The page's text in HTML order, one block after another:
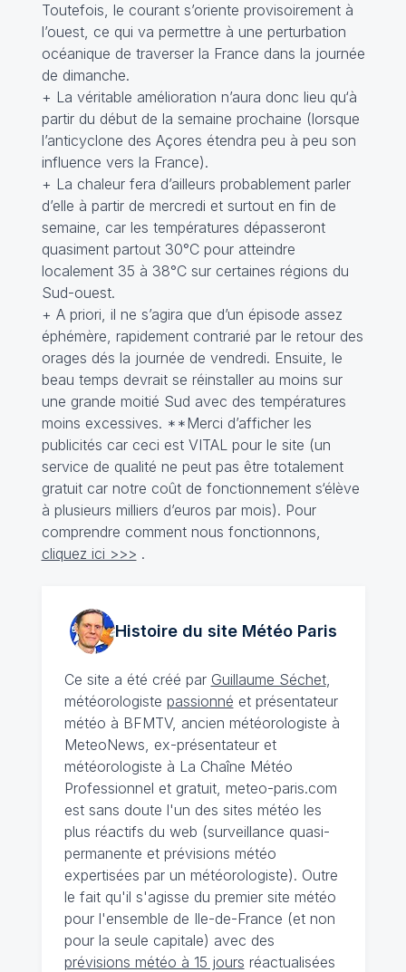
Toutefois, le courant s’oriente provisoirement à
l’ouest, ce qui va permettre à une perturbation
océanique de traverser la France dans la journée
de dimanche.
+ La véritable amélioration n’aura donc lieu qu‘à
partir du début de la semaine prochaine (lorsque
l’anticyclone des Açores étendra peu à peu son
influence vers la France).
+ La chaleur fera d’ailleurs probablement parler
d’elle à partir de mercredi et surtout en fin de
semaine, car les températures dépasseront
quasiment partout 30°C pour atteindre
localement 35 à 38°C sur certaines régions du
Sud-ouest.
+ A priori, il ne s’agira que d’un épisode assez
éphémère, rapidement contrarié par le retour des
orages dés la journée de vendredi. Ensuite, le
beau temps devrait se réinstaller au moins sur
une grande moitié Sud avec des températures
moins excessives. **Merci d’afficher les
publicités car ceci est VITAL pour le site (un
service de qualité ne peut pas être totalement
gratuit car notre coût de fonctionnement s‘élève
à plusieurs milliers d’euros par mois). Pour
comprendre comment nous fonctionnons,
cliquez ici >>> .
Histoire du site MétéoParis
Ce site a été créé par Guillaume Séchet,
météorologiste passionné et présentateur
météo à BFMTV, ancien météorologiste à
MeteoNews, ex-présentateur et
météorologiste à La Chaîne Météo
Professionnel et gratuit, meteo-paris.com
est sans doute l'un des sites météo les
plus réactifs du web (surveillance quasi-
permanente et prévisions météo
expertisées par un météorologiste). Outre
le fait qu'il s'agisse du premier site météo
pour l'ensemble de Ile-de-France (et non
pour la seule capitale) avec des
prévisions météo à 15 jours réactualisées